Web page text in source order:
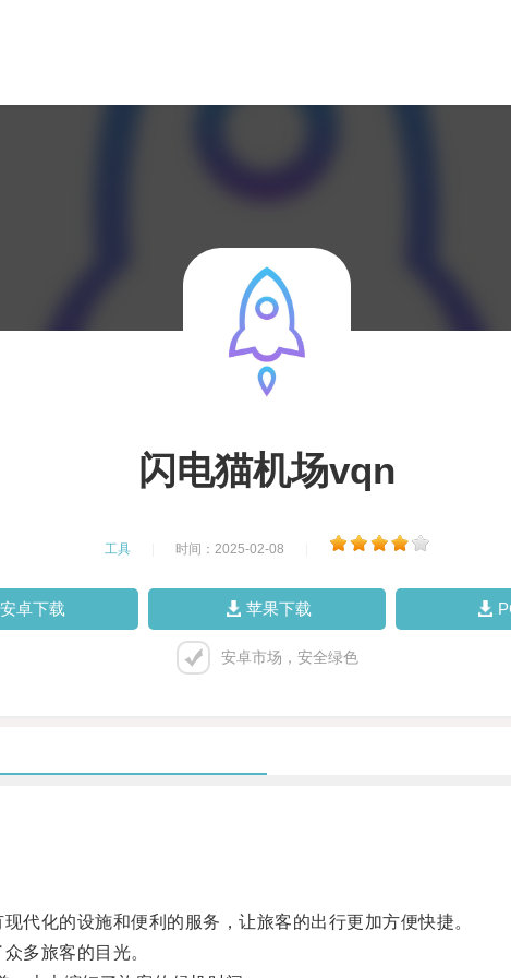
闪电猫机场vqn
工具 时间：2025-02-08
安卓下载 苹果下载
安卓市场，安全绿色
化的设施和便利的服务，让旅客的出行更加方便快捷。
多旅客的目光。